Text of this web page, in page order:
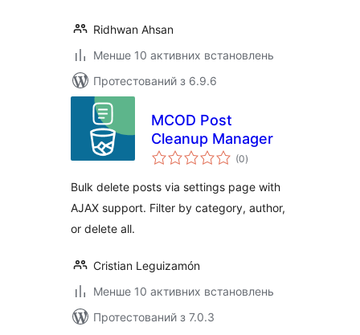
Ridhwan Ahsan
Менше 10 активних встановлень
Протестований з 6.9.6
MCOD Post
Cleanup Manager
(0загальний
рейтинг
)
Bulk delete posts via settings page with
AJAX support. Filter by category, author,
or delete all.
Cristian Leguizamón
Менше 10 активних встановлень
Протестований з 7.0.3